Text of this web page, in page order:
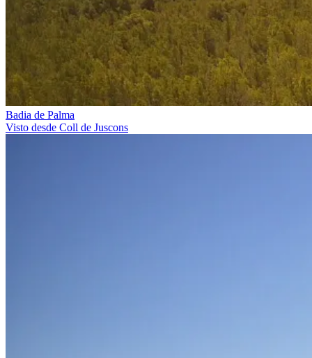
Badia de Palma
Visto desde Coll de Juscons